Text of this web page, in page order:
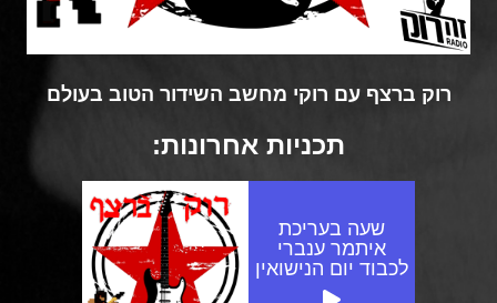
רוק ברצף עם רוקי מחשב השידור הטוב בעולם
תכניות אחרונות:
שעה בעריכת
איתמר ענברי
לכבוד יום הנישואין